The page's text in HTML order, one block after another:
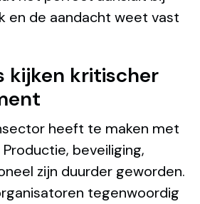
en de aandacht weet vast
kijken kritischer
heeft te maken met
beveiliging,
zijn duurder geworden.
tegenwoordig